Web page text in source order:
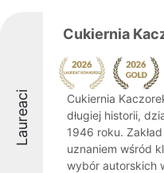
Laureaci
Cukiernia
Cukiernia
długiej historii,
1946 roku.
uznaniem wśród
wybór autorskich